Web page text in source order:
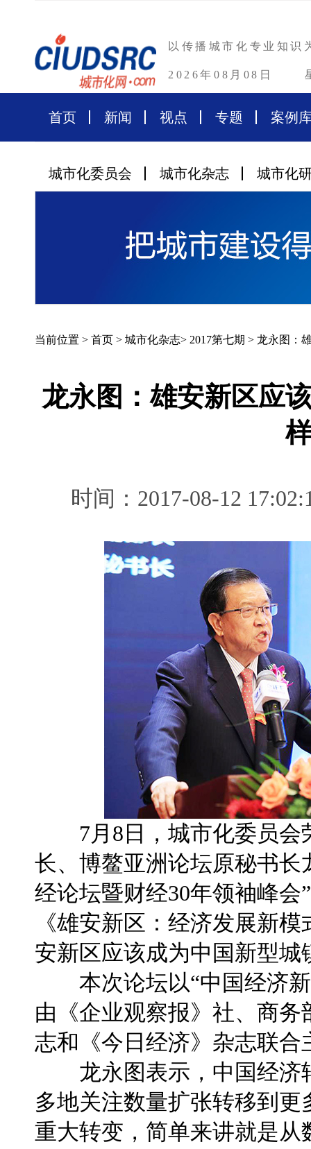
以传播城市化专业知识
2026年08月08日
首页 新闻 视点 专题 案例
城市化委员会 城市化杂志 城市化
当前位置 > 首页 > 城市化杂志> 2017第七期 > 龙永图：
龙永图：雄安新区应
时间：2017-08-12
7月8日，城市化委员会
长、博鳌亚洲论坛原秘书长
经论坛暨财经30年领袖峰
《雄安新区：经济发展新
安新区应该成为中国新型城
本次论坛以“中国经济新
由《企业观察报》社、商
志和《今日经济》杂志联合
龙永图表示，中国经济
多地关注数量扩张转移到
重大转变，简单来讲就是从